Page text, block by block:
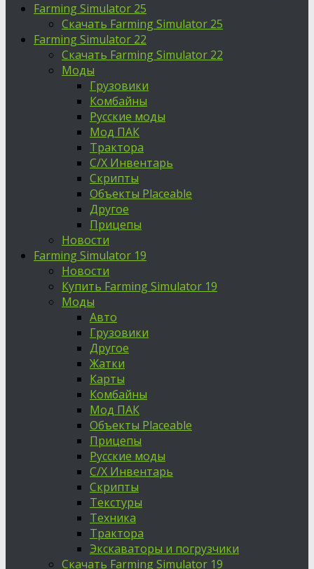
Farming Simulator 25
Скачать Farming Simulator 25
Farming Simulator 22
Скачать Farming Simulator 22
Моды
Грузовики
Комбайны
Русские моды
Мод ПАК
Трактора
С/Х Инвентарь
Скрипты
Объекты Placeable
Другое
Прицепы
Новости
Farming Simulator 19
Новости
Купить Farming Simulator 19
Моды
Авто
Грузовики
Другое
Жатки
Карты
Комбайны
Мод ПАК
Объекты Placeable
Прицепы
Русские моды
С/Х Инвентарь
Скрипты
Текстуры
Техника
Трактора
Экскаваторы и погрузчики
Скачать Farming Simulator 19